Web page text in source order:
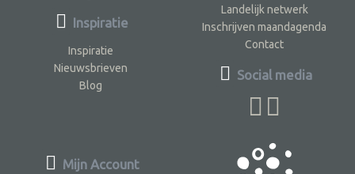
Inspiratie
Inspiratie
Nieuwsbrieven
Blog
Landelijk netwerk
Inschrijven maandagenda
Contact
Social media
Mijn Account